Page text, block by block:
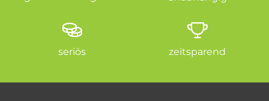
seriös zeitsparend